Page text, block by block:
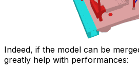
Indeed, if the model can be
greatly help with performances: